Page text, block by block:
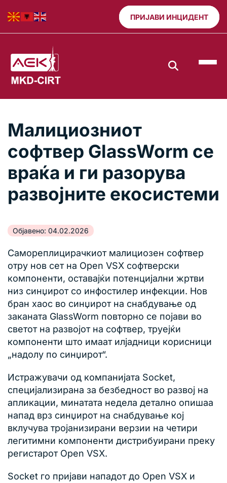
ПРИЈАВИ ИНЦИДЕНТ
Малициозниот
софтвер GlassWorm се
враќа и ги разорува
развојните екосистеми
Објавено: 04.02.2026
Самореплицирачкиот малициозен софтвер
отру нов сет на Open VSX софтверски
компоненти, оставајќи потенцијални жртви
низ синџирот со инфостилер инфекции. Нов
бран хаос во синџирот на снабдување од
заканата GlassWorm повторно се појави во
светот на развојот на софтвер, труејќи
компоненти што имаат илјадници корисници
„надолу по синџирот“.
Истражувачи од компанијата Socket,
специјализирана за безбедност во развој на
апликации, минатата недела детално опишаа
напад врз синџирот на снабдување кој
вклучува тројанизирани верзии на четири
легитимни компоненти дистрибуирани преку
регистарот Open VSX.
Socket го пријави нападот до Open VSX и